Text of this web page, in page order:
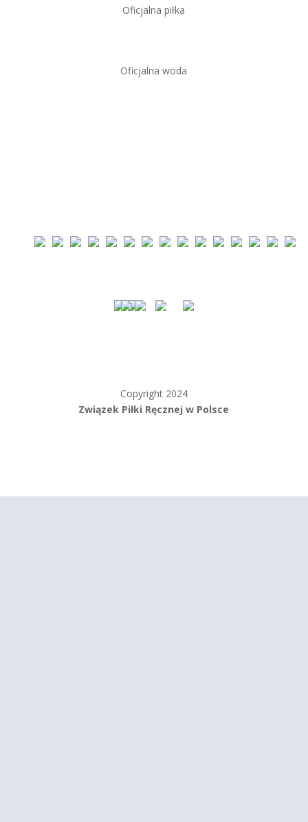
Oficjalna piłka
Oficjalna woda
Copyright 2024
Związek Piłki Ręcznej w Polsce